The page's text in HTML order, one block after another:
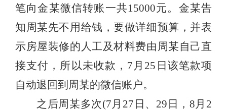
笔向金某微信转账一共15000元。金某告
知周某先不用给钱，要做详细预算，并表
示房屋装修的人工及材料费由周某自己直
接支付，所以未收款，7月25日该笔款项
自动退回到周某的微信账户。
之后周某多次(7月27日、29日，8月2